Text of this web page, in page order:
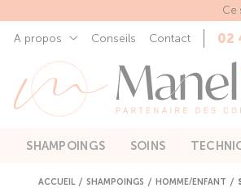
Ce
A propos Conseils Contact 02
SHAMPOINGS SOINS
ACCUEIL SHAMPOINGS HOMME/ENFANT